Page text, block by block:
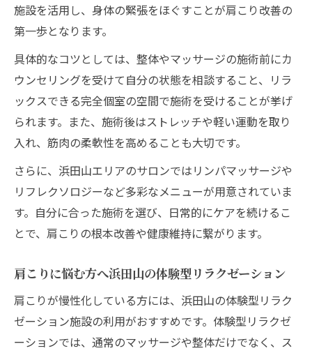
施設を活用し、身体の緊張をほぐすことが肩こり改善の
第一歩となります。
具体的なコツとしては、整体やマッサージの施術前にカ
ウンセリングを受けて自分の状態を相談すること、リラ
ックスできる完全個室の空間で施術を受けることが挙げ
られます。また、施術後はストレッチや軽い運動を取り
入れ、筋肉の柔軟性を高めることも大切です。
さらに、浜田山エリアのサロンではリンパマッサージや
リフレクソロジーなど多彩なメニューが用意されていま
す。自分に合った施術を選び、日常的にケアを続けるこ
とで、肩こりの根本改善や健康維持に繋がります。
肩こりに悩む方へ浜田山の体験型リラクゼーション
肩こりが慢性化している方には、浜田山の体験型リラク
ゼーション施設の利用がおすすめです。体験型リラクゼ
ーションでは、通常のマッサージや整体だけでなく、ス